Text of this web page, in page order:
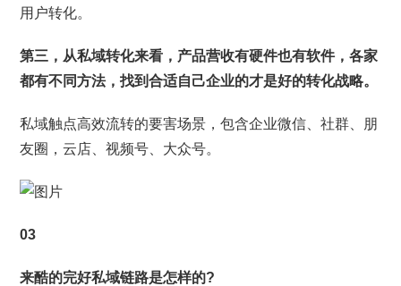
用户转化。
第三，从私域转化来看，产品营收有硬件也有软件，各家
都有不同方法，找到合适自己企业的才是好的转化战略。
私域触点高效流转的要害场景，包含企业微信、社群、朋
友圈，云店、视频号、大众号。
03
来酷的完好私域链路是怎样的?